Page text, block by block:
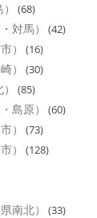
(68)
対馬） (42)
） (16)
） (30)
(85)
島原） (60)
） (73)
） (128)
南北） (33)